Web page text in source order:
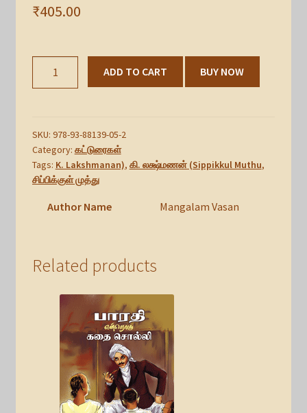
₹405.00
முத்து,
(Sippikkul
Muthu,
K.
Lakshmanan)
quantity
ADD TO CART BUY NOW
SKU: 978-93-88139-05-2
Category: கட்டுரைகள்
Tags: K. Lakshmanan), கி. லக்ஷ்மணன் (Sippikkul Muthu,
சிப்பிக்குள் முத்து
Author Name Mangalam Vasan
Related products